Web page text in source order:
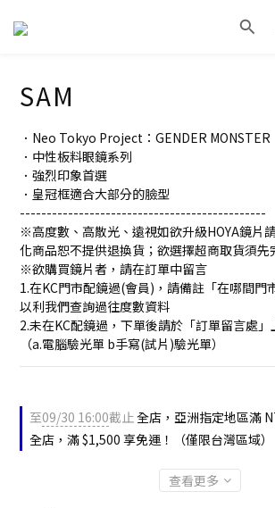
SAM
．Neo Tokyo Project：GENDER MONSTER
．中性板料眼鏡系列
．強烈印象首選
．皇冠框適合大部分的臉型
----------------------------------------------
※高度數、高散光、遠視如欲升級HOYA鏡片
化商品恕不提供退換貨；欲選擇超商取貨須先
※欲購買鏡片者，請在訂單中留言
1.在KC門市配鏡過(會員)，請備註「在哪間門
以利我們查詢過往度數資料
2.未在KC配鏡過，下單後請於「訂單留言處
（a.電腦驗光單 b手寫(試片)驗光單）
至09/30 16:00截止全店，亞洲指定地區滿
全店，滿 $1,500 享免運！（僅限台灣區域）
查看更多